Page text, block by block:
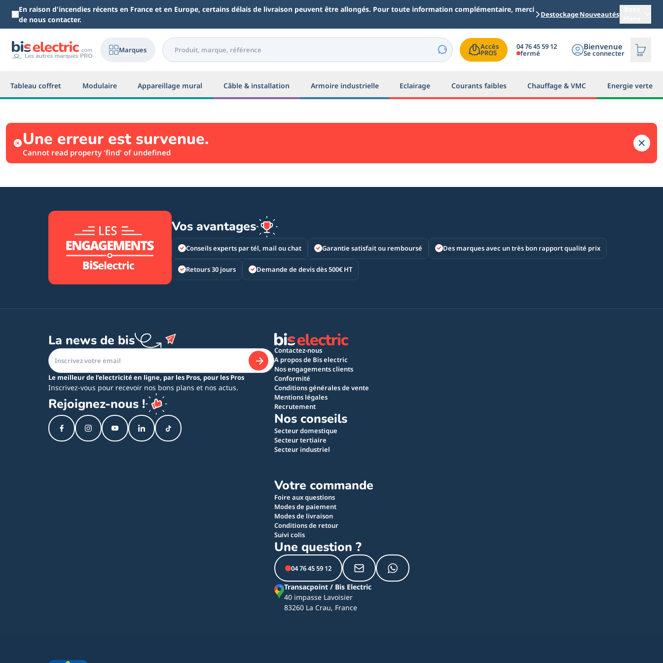
Aller au contenu principal
En raison d'incendies récents en France et en Europe, certains délais de livraison peuvent être allongés. Pour toute information complémentaire, merci
de nous contacter.
DestockageNouveautés
Marques Accès
PROS
04 76 45 59 12
fermé
Bienvenue
Se connecter
Tableau coffret Modulaire Appareillage mural Câble & installation Armoire industrielle Eclairage Courants faibles Chauffage & VMC Energie verte
Une erreur est survenue.
Cannot read property 'find' of undefined
Vos avantages
Conseils experts par tél, mail ou chat Garantie satisfait ou remboursé Des marques avec un très bon rapport qualité prix
Retours 30 jours Demande de devis dès 500€ HT
La news de bis
Le meilleur de l’electricité en ligne, par les Pros, pour les Pros
Inscrivez-vous pour recevoir nos bons plans et nos actus.
Rejoignez-nous !
Contactez-nous
A propos de Bis electric
Nos engagements clients
Conformité
Conditions générales de vente
Mentions légales
Recrutement
Nos conseils
Secteur domestique
Secteur tertiaire
Secteur industriel
Votre commande
Foire aux questions
Modes de paiement
Modes de livraison
Conditions de retour
Suivi colis
Une question ?
04 76 45 59 12
Transacpoint / Bis Electric
40 impasse Lavoisier
83260 La Crau, France